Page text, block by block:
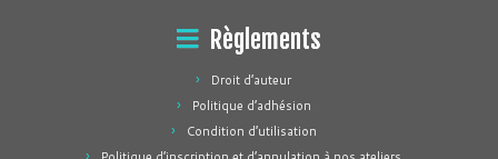
Règlements
Droit d’auteur
Politique d’adhésion
Condition d’utilisation